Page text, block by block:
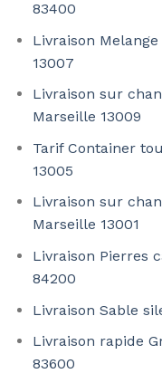
83400
Livraison
13007
Livraison sur
Marseille 13009
Tarif Container
13005
Livraison sur
Marseille 13001
Livraison Pierres
84200
Livraison Sable
Livraison rapide
83600